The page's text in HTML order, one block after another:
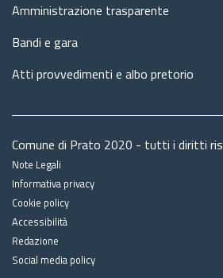
Amministrazione trasparente
Bandi e gara
Atti provvedimenti e albo pretorio
Comune di Prato 2020 - tutti i diritti
Note Legali
Informativa privacy
Cookie policy
Accessibilità
Redazione
Social media policy